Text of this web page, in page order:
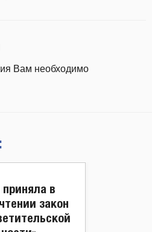
Вам необходимо
приняла в
закон